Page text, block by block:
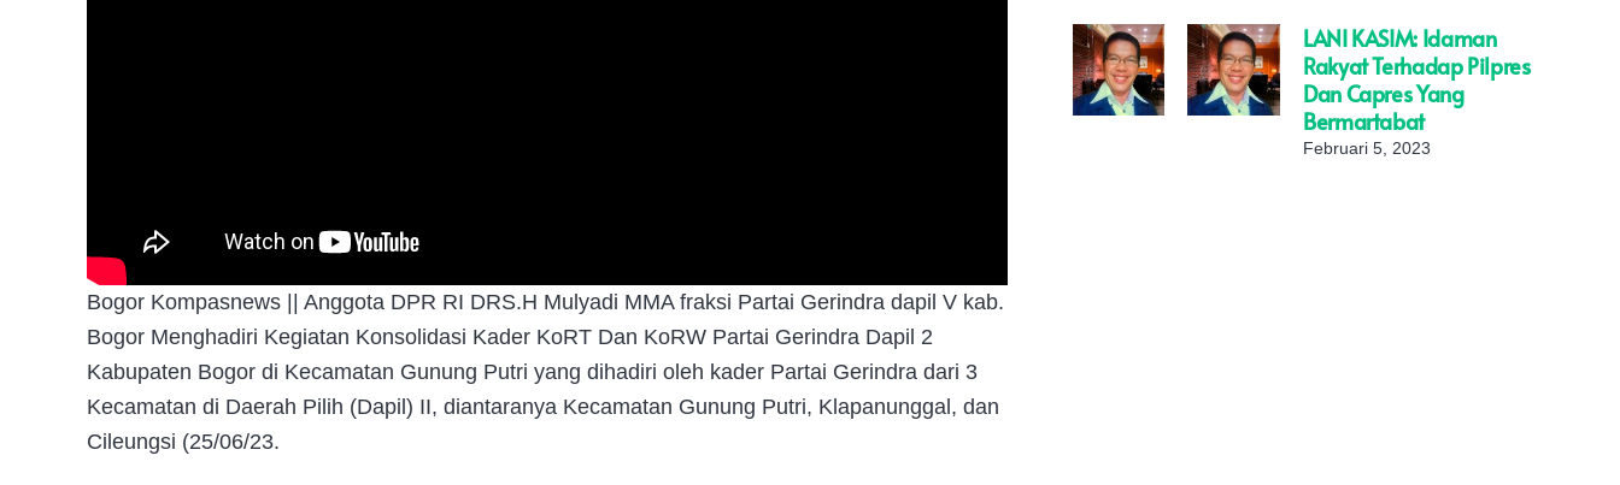
Bogor Kompasnews || Anggota DPR RI DRS.H Mulyadi MMA fraksi Partai Gerindra dapil V kab.
Bogor Menghadiri Kegiatan Konsolidasi Kader KoRT Dan KoRW Partai Gerindra Dapil 2
Kabupaten Bogor di Kecamatan Gunung Putri yang dihadiri oleh kader Partai Gerindra dari 3
Kecamatan di Daerah Pilih (Dapil) II, diantaranya Kecamatan Gunung Putri, Klapanunggal, dan
Cileungsi (25/06/23.
LANI KASIM: Idaman
Rakyat Terhadap Pilpres
Dan Capres Yang
Bermartabat
Februari 5, 2023